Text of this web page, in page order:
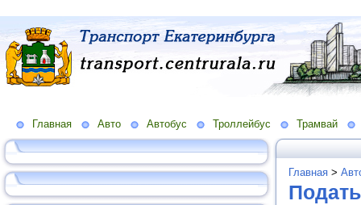
Главная Авто Автобус Троллейбус Трамвай
Главная >